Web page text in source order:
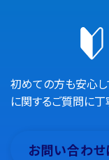
初めての方も安心
に関するご質問に丁
お問い合わせ